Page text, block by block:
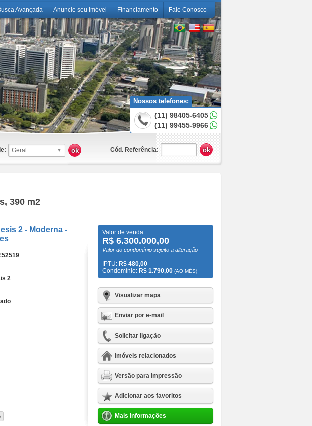
Nossos telefones:
(11) 98405-6405
(11) 99455-9966
Avançada Anuncie seu Imóvel Financiamento Fale Conosco
Cód. Referência:
390 m2
2 - Moderna -
2
Valor de venda:
R$ 6.300.000,00
Valor do condomínio sujeito a alteração
IPTU: R$ 480,00
Condomínio: R$ 1.790,00 (AO MÊS)
Visualizar mapa
Enviar por e-mail
Solicitar ligação
Imóveis relacionados
Versão para impressão
Adicionar aos favoritos
Mais informações